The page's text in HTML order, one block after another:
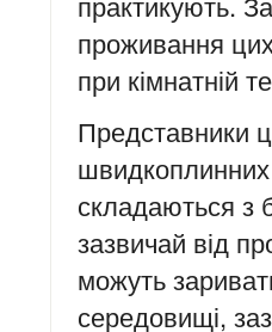
проживання
при кімнатній
Представники
швидкоплинних
складаються з
зазвичай від
можуть
середовищі,